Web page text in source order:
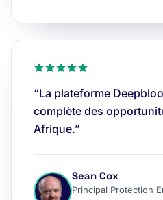
“La plateforme
complète des
Afrique.”
Sean Cox
Principal Protection